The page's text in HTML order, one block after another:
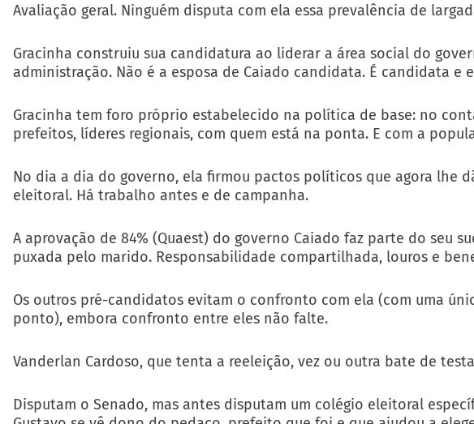
Avaliação geral. Ninguém disputa com ela essa prevalência de
Gracinha construiu sua candidatura ao liderar a área social do
administração. Não é a esposa de Caiado candidata. É candidata e
Gracinha tem foro próprio estabelecido na política de base: no
prefeitos, líderes regionais, com quem está na ponta. E com a
No dia a dia do governo, ela firmou pactos políticos que agora lhe
eleitoral. Há trabalho antes e de campanha.
A aprovação de 84% (Quaest) do governo Caiado faz parte do seu
puxada pelo marido. Responsabilidade compartilhada, louros e
Os outros pré-candidatos evitam o confronto com ela (com uma
ponto), embora confronto entre eles não falte.
Vanderlan Cardoso, que tenta a reeleição, vez ou outra bate de
Disputam o Senado, mas antes disputam um colégio eleitoral